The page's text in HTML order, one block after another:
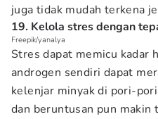
juga tidak mudah terkena
19. Kelola stres dengan
Freepik/yanalya
Stres dapat memicu kadar
androgen sendiri dapat
kelenjar minyak di pori-
dan beruntusan pun makin